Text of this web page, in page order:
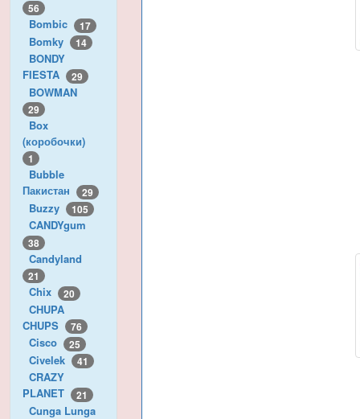
56
Bombic 17
Bomky 14
BONDY
FIESTA
29
BOWMAN
29
Box
(коробочки)
1
Bubble
Пакистан
29
Buzzy 105
CANDYgum
38
Candyland
21
Chix 20
CHUPA
CHUPS
76
Cisco 25
Civelek 41
CRAZY
PLANET
21
Cunga Lunga